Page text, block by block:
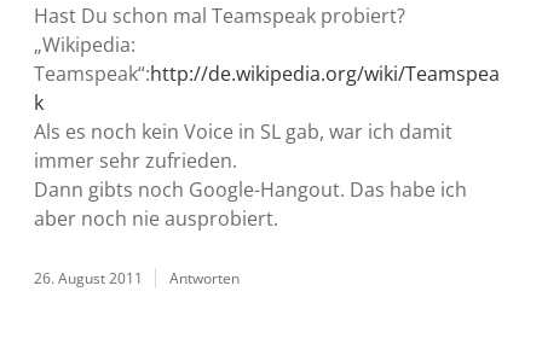
Hast Du schon mal Teamspeak probiert?
„Wikipedia:
Teamspeak“:http://de.wikipedia.org/wiki/Teamspea
k
Als es noch kein Voice in SL gab, war ich damit
immer sehr zufrieden.
Dann gibts noch Google-Hangout. Das habe ich
aber noch nie ausprobiert.
26. August 2011 Antworten